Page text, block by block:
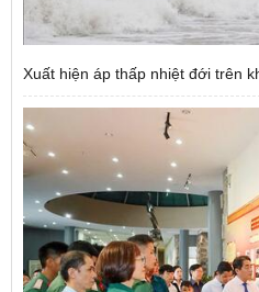
Xuất hiện áp thấp nhiệt đới trên